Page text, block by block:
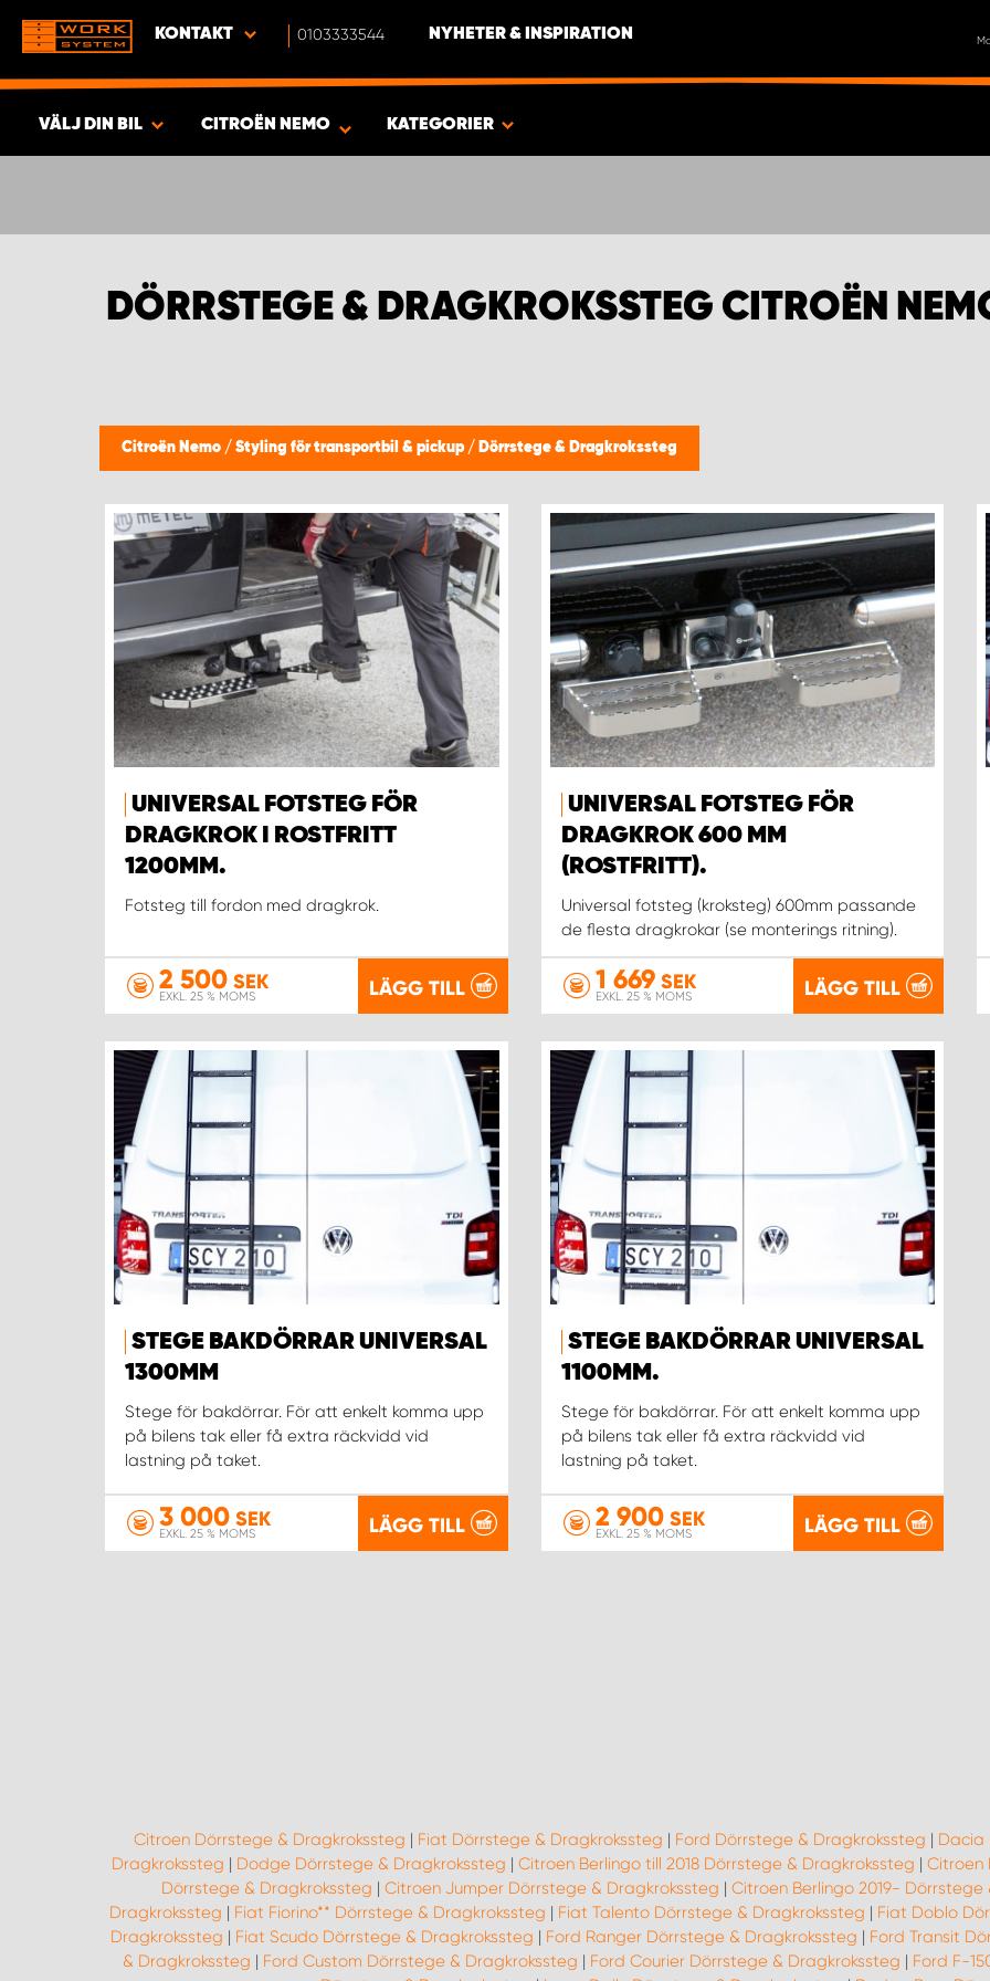
KONTAKT 0103333544 NYHETER & INSPIRATION
VÄLJ DIN BIL
PRODUKTER
CITROËN NEMO KATEGORIER
DÖRRSTEGE & DRAGKROKSSTEG CITROËN
Citroën Nemo / Styling för transportbil & pickup / Dörrstege & Dragkrokssteg
UNIVERSAL FOTSTEG FÖR
DRAGKROK I ROSTFRITT
1200MM.
Fotsteg till fordon med dragkrok.
2 500 SEK
EXKL. 25 % MOMS LÄGG TILL
UNIVERSAL FOTSTEG FÖR
DRAGKROK 600 MM
(ROSTFRITT).
Universal fotsteg (kroksteg) 600mm passande
de flesta dragkrokar (se monterings ritning).
1 669SEK
EXKL. 25 % MOMS LÄGG TILL
STEGE BAKDÖRRAR UNIVERSAL
1300MM
Stege för bakdörrar. För att enkelt komma upp
på bilens tak eller få extra räckvidd vid
lastning på taket.
3 000 SEK
EXKL. 25 % MOMS LÄGG TILL
STEGE BAKDÖRRAR UNIVERSAL
1100MM.
Stege för bakdörrar. För att enkelt komma upp
på bilens tak eller få extra räckvidd vid
lastning på taket.
2 900SEK
EXKL. 25 % MOMS LÄGG TILL
Citroen Dörrstege & Dragkrokssteg | Fiat Dörrstege & Dragkrokssteg | Ford Dörrstege & Dragkrokssteg | Dacia
Dragkrokssteg | Dodge Dörrstege & Dragkrokssteg | Citroen Berlingo till 2018 Dörrstege & Dragkrokssteg | Citroen
Dörrstege & Dragkrokssteg | Citroen Jumper Dörrstege & Dragkrokssteg | Citroen Berlingo 2019- Dörrstege
Dragkrokssteg | Fiat Fiorino** Dörrstege & Dragkrokssteg | Fiat Talento Dörrstege & Dragkrokssteg | Fiat Doblo
Dragkrokssteg | Fiat Scudo Dörrstege & Dragkrokssteg | Ford Ranger Dörrstege & Dragkrokssteg | Ford Transit
& Dragkrokssteg | Ford Custom Dörrstege & Dragkrokssteg | Ford Courier Dörrstege & Dragkrokssteg | Ford F-